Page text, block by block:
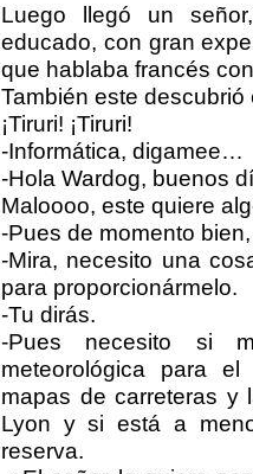
Luego llegó un
educado, con gran
que hablaba francés
También este
¡Tiruri! ¡Tiruri!
-Informática, digamee…
-Hola Wardog, buenos
Maloooo, este quiere
-Pues de momento
-Mira, necesito una
para proporcionármelo.
-Tu dirás.
-Pues necesito si
meteorológica para
mapas de carreteras y
Lyon y si está a
reserva.